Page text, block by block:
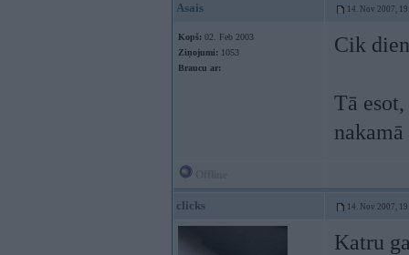
Asais 14. Nov 2007,
Kopš: 02. Feb 2003
Ziņojumi: 1053
Braucu ar:
Cik
Tā
clicks 14. Nov 2007,
Katru